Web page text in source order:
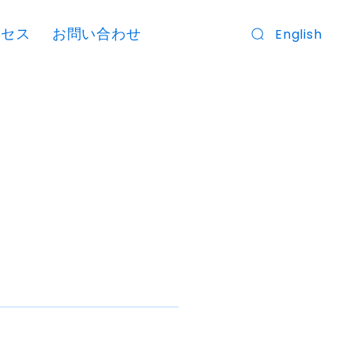
ス お問い合わせ English